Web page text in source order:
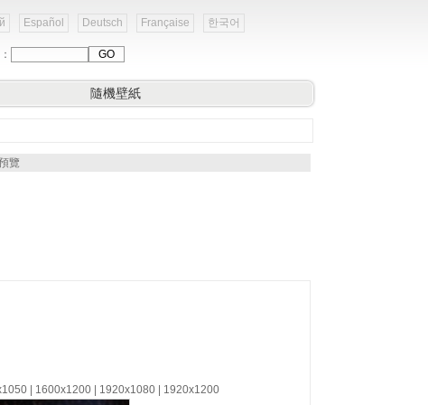
Español Deutsch Française 한국어
隨機壁紙
覽
| 1600x1200 | 1920x1080 | 1920x1200